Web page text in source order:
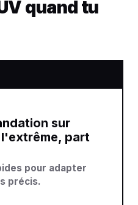
quand tu
part
pour adapter
précis.